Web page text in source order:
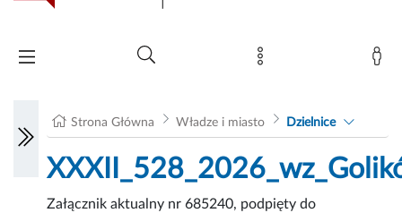
Strona Główna Władze i miasto Dzielnice
Załącznik aktualny nr 685240, podpięty do